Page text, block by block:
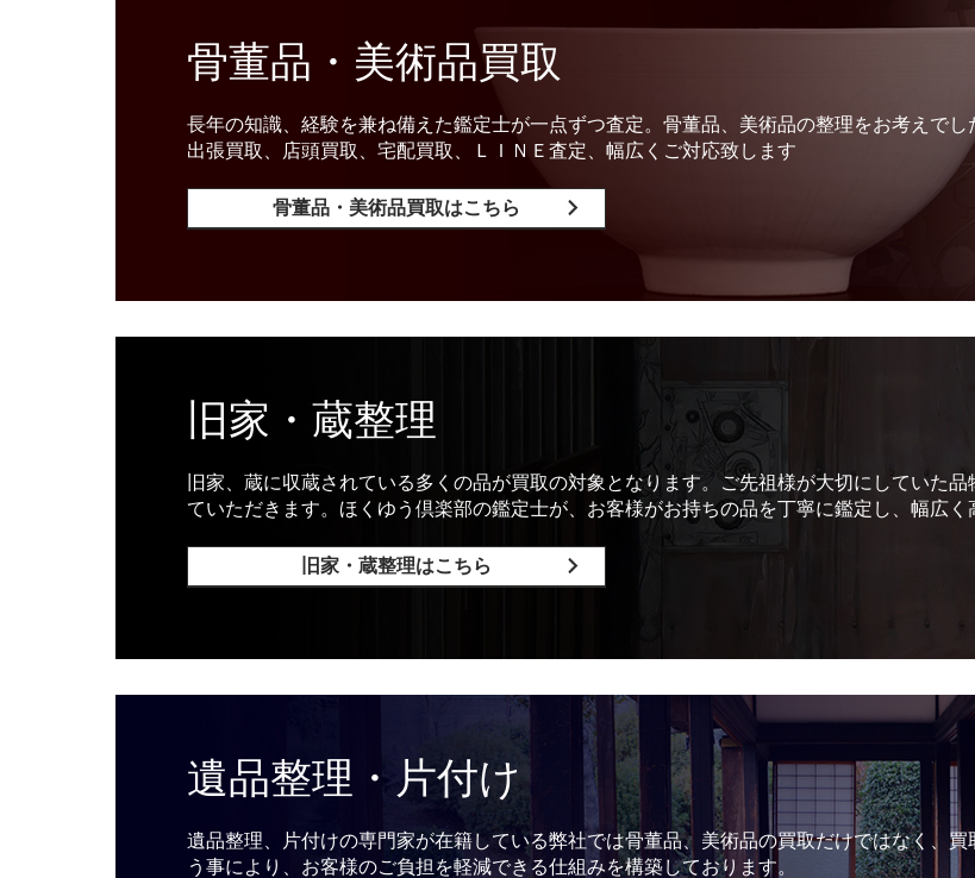
骨董品・美術品買取
長年の知識、経験を兼ね備えた鑑定士が一点ずつ査定。骨董品、美術品の整理をお考えでし
出張買取、店頭買取、宅配買取、ＬＩＮＥ査定、幅広くご対応致します
骨董品・美術品買取はこちら
旧家・蔵整理
旧家、蔵に収蔵されている多くの品が買取の対象となります。ご先祖様が大切にしていた
ていただきます。ほくゆう倶楽部の鑑定士が、お客様がお持ちの品を丁寧に鑑定し、幅広く
旧家・蔵整理はこちら
遺品整理・片付け
遺品整理、片付けの専門家が在籍している弊社では骨董品、美術品の買取だけではなく、
う事により、お客様のご負担を軽減できる仕組みを構築しております。